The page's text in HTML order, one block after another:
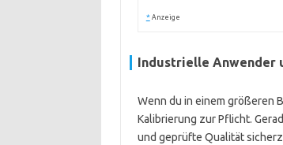
* Anzeige
Industrielle Anwender
Wenn du in einem größeren
Kalibrierung zur Pflicht.
und geprüfte Qualität